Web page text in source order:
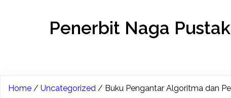
Penerbit Naga
Home / Uncategorized / Buku Pengantar Algoritma dan